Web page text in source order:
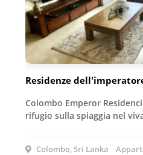
Residenze
Colombo Emperor
rifugio sulla spiaggia nel
Colombo, Sri Lanka